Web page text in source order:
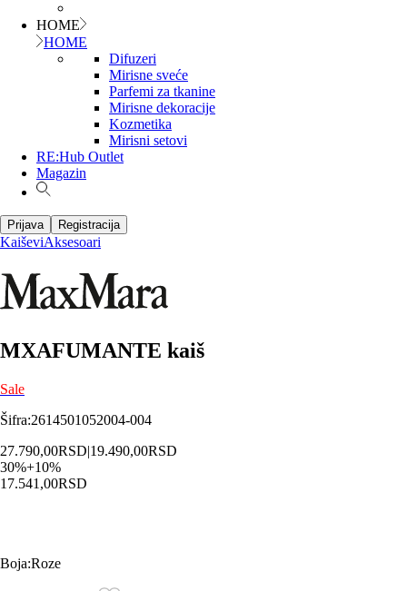
HOME
HOME
Difuzeri
Mirisne sveće
Parfemi za tkanine
Mirisne dekoracije
Kozmetika
Mirisni setovi
RE:Hub Outlet
Magazin
Prijava Registracija
KaiševiAksesoari
MXAFUMANTE kaiš
Sale
Šifra:2614501052004-004
27.790,00RSD|19.490,00RSD
30%+10%
17.541,00RSD
Boja:Roze